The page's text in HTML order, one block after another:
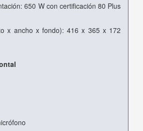
650 W con certificación 80 Plus
x ancho x fondo): 416 x 365 x 172